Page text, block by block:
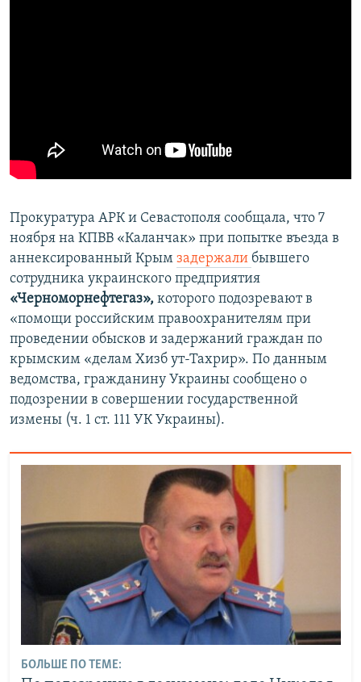
Прокуратура АРК и Севастополя сообщала, что 7
ноября на КПВВ «Каланчак» при попытке въезда в
аннексированный Крым задержали бывшего
сотрудника украинского предприятия
«Черноморнефтегаз», которого подозревают в
«помощи российским правоохранителям при
проведении обысков и задержаний граждан по
крымским «делам Хизб ут-Тахрир». По данным
ведомства, гражданину Украины сообщено о
подозрении в совершении государственной
измены (ч. 1 ст. 111 УК Украины).
БОЛЬШЕ ПО ТЕМЕ: